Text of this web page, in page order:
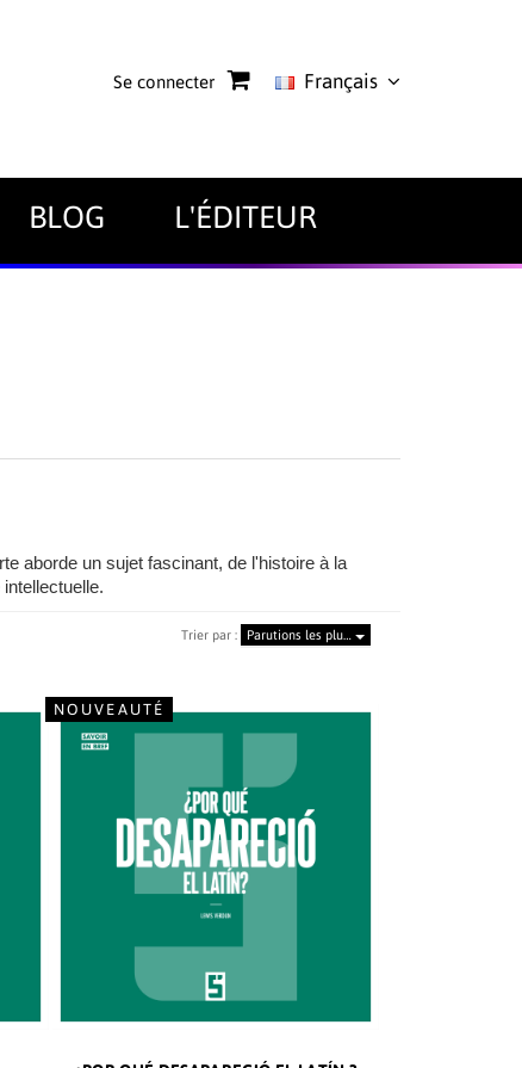
Se connecter Français
BLOG L'ÉDITEUR
aborde un sujet fascinant, de l'histoire à la
Trier par : Parutions les plu…
NOUVEAUTÉ